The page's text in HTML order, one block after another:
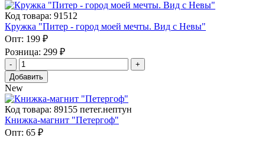
Код товара: 91512
Кружка "Питер - город моей мечты. Вид с Невы"
Опт: 199 ₽
Розница: 299 ₽
Добавить
New
Код товара: 89155 петег.нептун
Книжка-магнит "Петергоф"
Опт: 65 ₽